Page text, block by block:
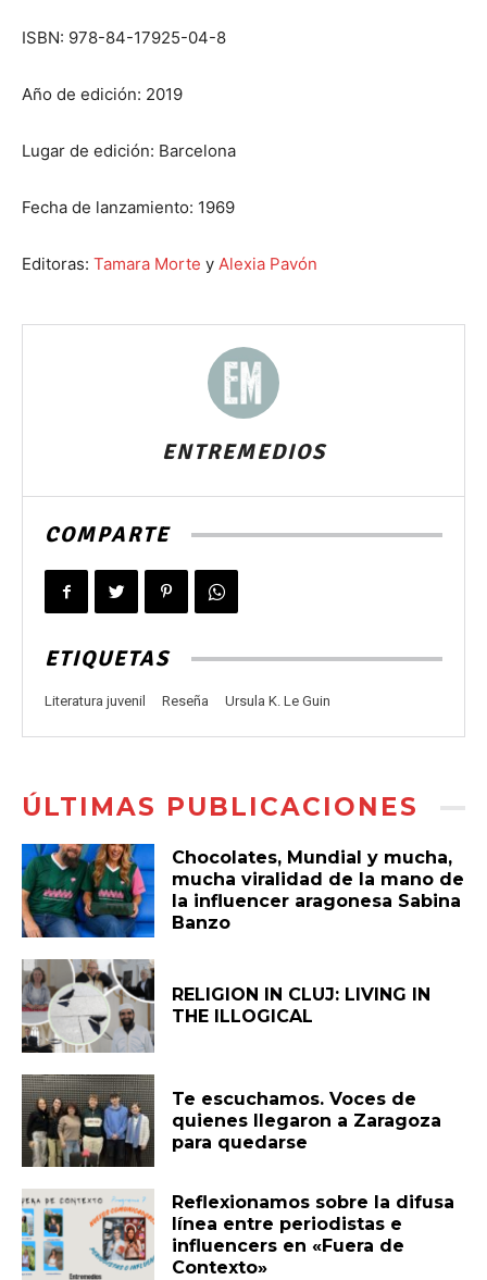
ISBN: 978-84-17925-04-8
Año de edición: 2019
Lugar de edición: Barcelona
Fecha de lanzamiento: 1969
Editoras: Tamara Morte y Alexia Pavón
ENTREMEDIOS
COMPARTE
ETIQUETAS
Literatura juvenil Reseña Ursula K. Le Guin
ÚLTIMAS PUBLICACIONES
Chocolates, Mundial y mucha,
mucha viralidad de la mano de
la influencer aragonesa Sabina
Banzo
RELIGION IN CLUJ: LIVING IN
THE ILLOGICAL
Te escuchamos. Voces de
quienes llegaron a Zaragoza
para quedarse
Reflexionamos sobre la difusa
línea entre periodistas e
influencers en «Fuera de
Contexto»